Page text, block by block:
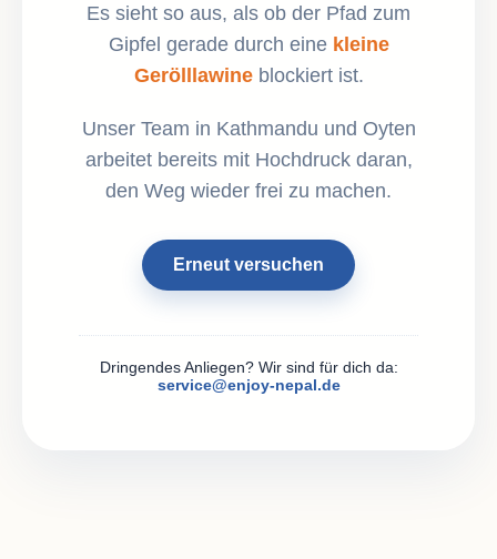
Es sieht so aus, als ob der Pfad zum
Gipfel gerade durch eine kleine
Gerölllawineblockiert ist.
Unser Team in Kathmandu und Oyten
arbeitet bereits mit Hochdruck daran,
den Weg wieder frei zu machen.
Erneut versuchen
Dringendes Anliegen? Wir sind für dich da:
service@enjoy-nepal.de